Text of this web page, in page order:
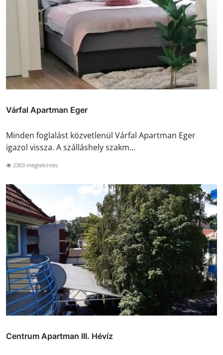
Várfal Apartman Eger
Minden foglalást közvetlenül Várfal Apartman Eger
igazol vissza. A szálláshely szakm...
2303 megtekintés
Centrum Apartman III. Hévíz